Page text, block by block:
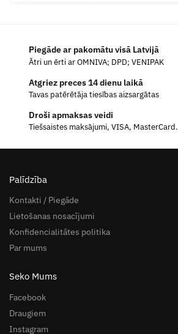
Piegāde ar pakomātu visā Latvijā
Ātri un ērti ar OMNIVA; DPD; VENIPAK
Atgriez preces 14 dienu laikā
Tavas patērētāja tiesības aizsargātas
Droši apmaksas veidi
Tiešsaistes maksājumi, VISA, MasterCard.
Palīdzība
Kontakti / Piegāde
Lietošanas nosacījumi
Konfidencialitātes politika
Par mums
Seko Mums
Facebook
Draugiem
Instagram